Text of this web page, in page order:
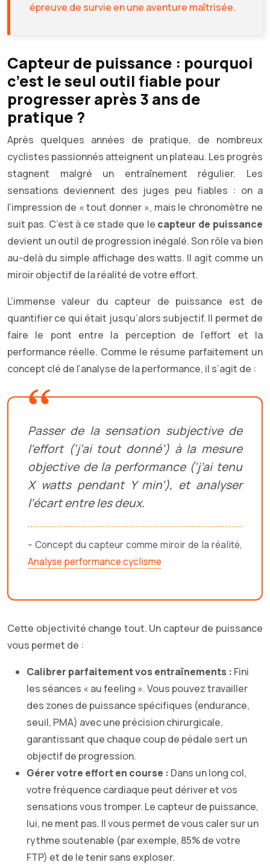
épreuve de survie en une aventure maîtrisée.
Capteur de puissance : pourquoi
c’est le seul outil fiable pour
progresser après 3 ans de
pratique ?
Après quelques années de pratique, de nombreux
cyclistes passionnés atteignent un plateau. Les progrès
stagnent malgré un entraînement régulier. Les
sensations deviennent des juges peu fiables : on a
l’impression de « tout donner », mais le chronomètre ne
suit pas. C’est à ce stade que le capteur de puissance
devient un outil de progression inégalé. Son rôle va bien
au-delà du simple affichage des watts. Il agit comme un
miroir objectif de la réalité de votre effort.
L’immense valeur du capteur de puissance est de
quantifier ce qui était jusqu’alors subjectif. Il permet de
faire le pont entre la perception de l’effort et la
performance réelle. Comme le résume parfaitement un
concept clé de l’analyse de la performance, il s’agit de :
Passer de la sensation subjective de
l’effort (‘j’ai tout donné’) à la mesure
objective de la performance (‘j’ai tenu
X watts pendant Y min’), et analyser
l’écart entre les deux.
– Concept du capteur comme miroir de la réalité,
Analyse performance cyclisme
Cette objectivité change tout. Un capteur de puissance
vous permet de :
Calibrer parfaitement vos entraînements : Fini
les séances « au feeling ». Vous pouvez travailler
des zones de puissance spécifiques (endurance,
seuil, PMA) avec une précision chirurgicale,
garantissant que chaque coup de pédale sert un
objectif de progression.
Gérer votre effort en course : Dans un long col,
votre fréquence cardiaque peut dériver et vos
sensations vous tromper. Le capteur de puissance,
lui, ne ment pas. Il vous permet de vous caler sur un
rythme soutenable (par exemple, 85% de votre
FTP) et de le tenir sans exploser.